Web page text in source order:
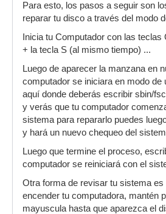
Para esto, los pasos a seguir son
reparar tu disco a través del modo
Inicia tu Computador con las
+ la tecla S (al mismo tiempo) ...
Luego de aparecer la manzana en
computador se iniciara en modo de
aquí donde deberás escribir sbin/
y verás que tu computador
sistema para repararlo puedes
y hará un nuevo chequeo del
Luego que termine el proceso,
computador se reiniciará con el
Otra forma de revisar tu sistema es
encender tu computadora, mantén
mayuscula hasta que aparezca el